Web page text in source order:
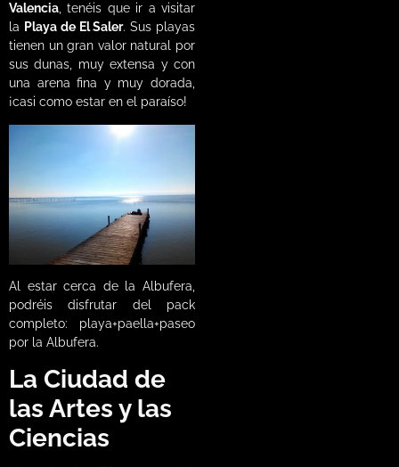
Valencia, tenéis que ir a visitar
la Playa de El Saler. Sus playas
tienen un gran valor natural por
sus dunas, muy extensa y con
una arena fina y muy dorada,
¡casi como estar en el paraíso!
Al estar cerca de la Albufera,
podréis disfrutar del pack
completo: playa+paella+paseo
por la Albufera.
La Ciudad de
las Artes y las
Ciencias